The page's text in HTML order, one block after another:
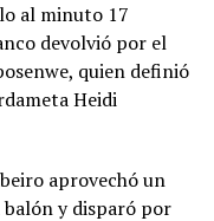
al minuto 17
devolvió por el
quien definió
Heidi
aprovechó un
y disparó por